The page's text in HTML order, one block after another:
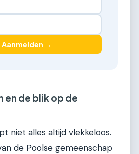
Aanmelden →
en de blik op de
niet alles altijd vlekkeloos.
de Poolse gemeenschap